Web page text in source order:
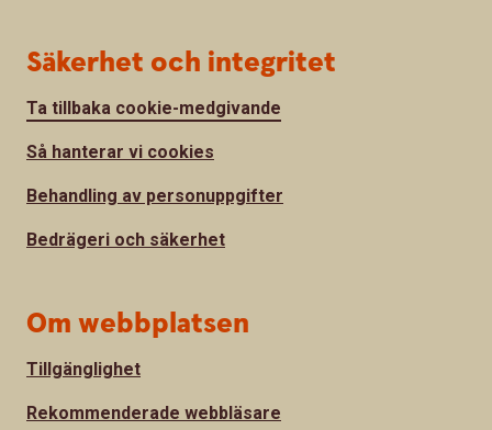
Säkerhet och integritet
Ta tillbaka cookie-medgivande
Så hanterar vi cookies
Behandling av personuppgifter
Bedrägeri och säkerhet
Om webbplatsen
Tillgänglighet
Rekommenderade webbläsare